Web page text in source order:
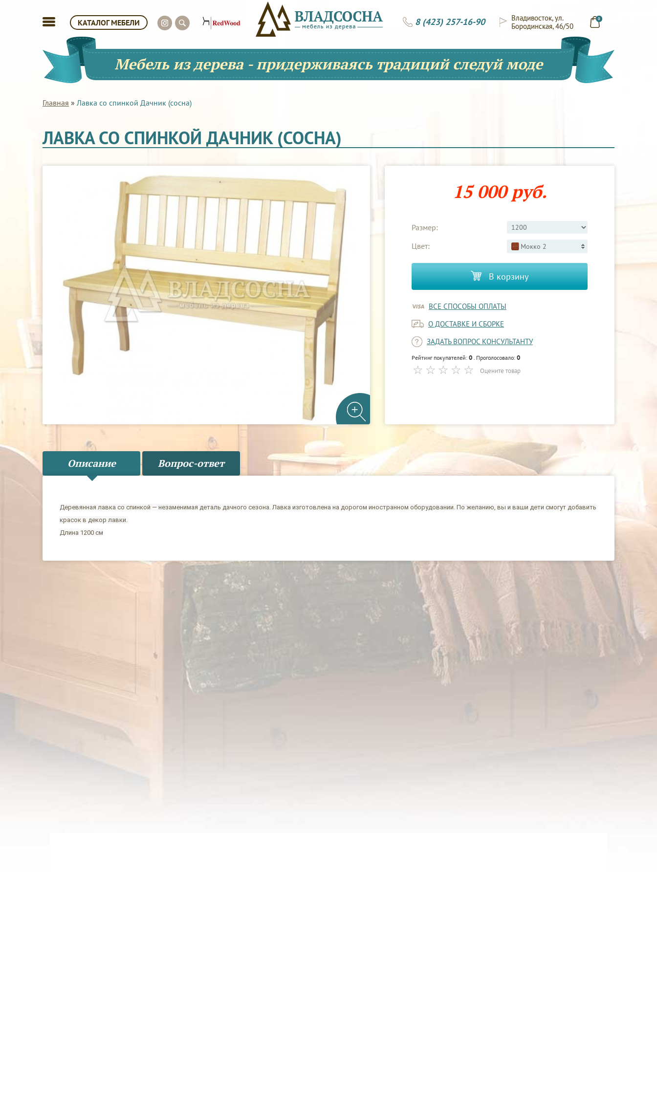
КАТАЛОГ МЕБЕЛИ 0
Владивосток, ул.
Бородинская, 46/50
8 (423) 257-16-90
Мебель из дерева - придерживаясь традиций следуй моде
Главная » Лавка со спинкой Дачник (сосна)
ЛАВКА СО СПИНКОЙ ДАЧНИК (СОСНА)
15 000 руб.
Размер:
Цвет:
Мокко 2
В корзину
ВСЕ СПОСОБЫ ОПЛАТЫ
О ДОСТАВКЕ И СБОРКЕ
ЗАДАТЬ ВОПРОС КОНСУЛЬТАНТУ
Рейтинг покупателей: 0 . Проголосовало: 0
Оцените товар
Описание Вопрос-ответ
Деревянная лавка со спинкой — незаменимая деталь дачного сезона. Лавка изготовлена на дорогом иностранном оборудовании. По желанию, вы и ваши дети смогут добавить
красок в декор лавки.
Длина 1200 см